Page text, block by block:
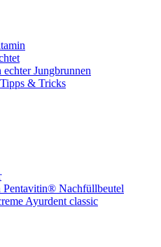
Jungbrunnen
& Tricks
Pentavitin® Nachfüllbeutel
Ayurdent classic